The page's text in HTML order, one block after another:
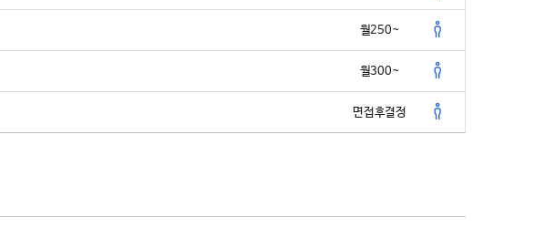
월250~
월300~
면접후결정